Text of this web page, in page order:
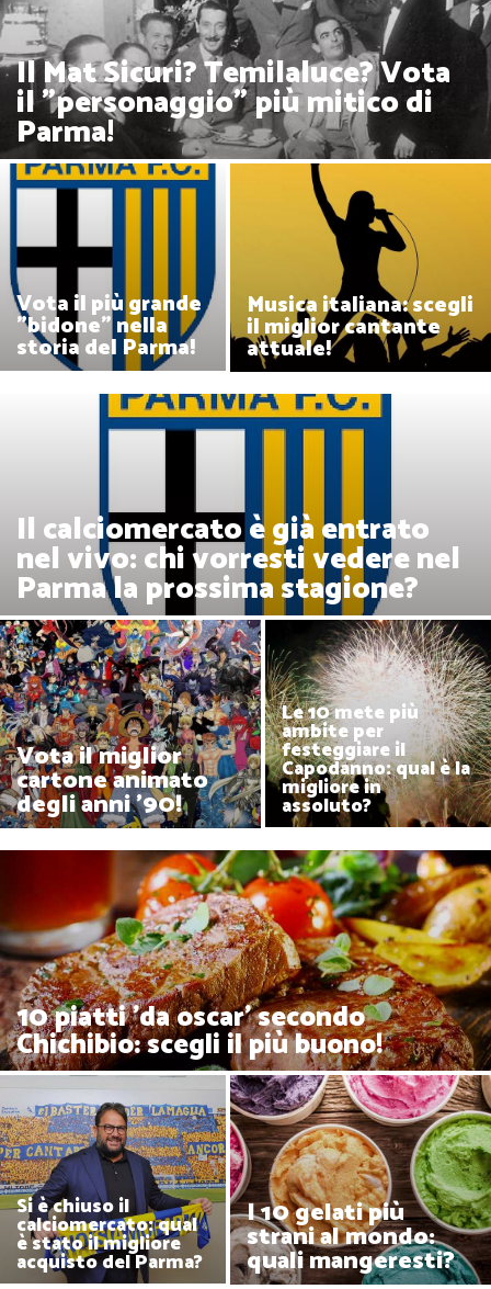
Il Mat Sicuri? Temilaluce? Vota
il "personaggio" più mitico di
Parma!
Vota il più grande
"bidone" nella
storia del Parma!
Musica italiana: scegli
il miglior cantante
attuale!
Il calciomercato è già entrato
nel vivo: chi vorresti vedere nel
Parma la prossima stagione?
Vota il miglior
cartone animato
degli anni '90!
Le 10 mete più
ambite per
festeggiare il
Capodanno: qual è la
migliore in
assoluto?
10 piatti 'da oscar' secondo
Chichibio: scegli il più buono!
Si è chiuso il
calciomercato: qual
è stato il migliore
acquisto del Parma?
I 10 gelati più
strani al mondo:
quali mangeresti?